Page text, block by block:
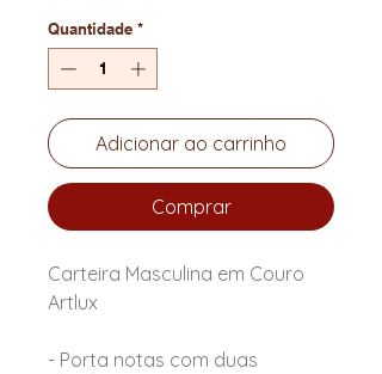
Quantidade *
Adicionar ao carrinho
Comprar
Carteira Masculina em Couro
Artlux
- Porta notas com duas